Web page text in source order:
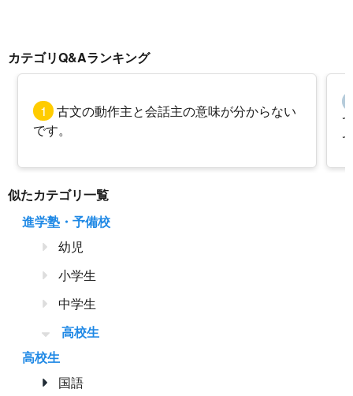
カテゴリQ&Aランキング
1
古文の動作主と会話主の意味が分からない
です。
似たカテゴリ一覧
進学塾・予備校
幼児
小学生
中学生
高校生
高校生
国語